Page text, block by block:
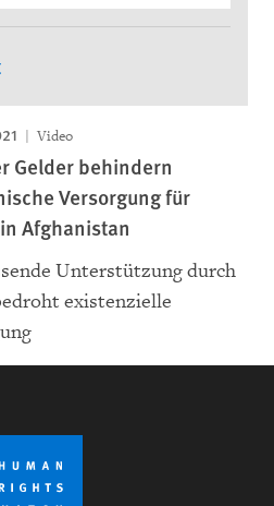
Video
Gelder behindern
Versorgung für
Afghanistan
Unterstützung durch
existenzielle